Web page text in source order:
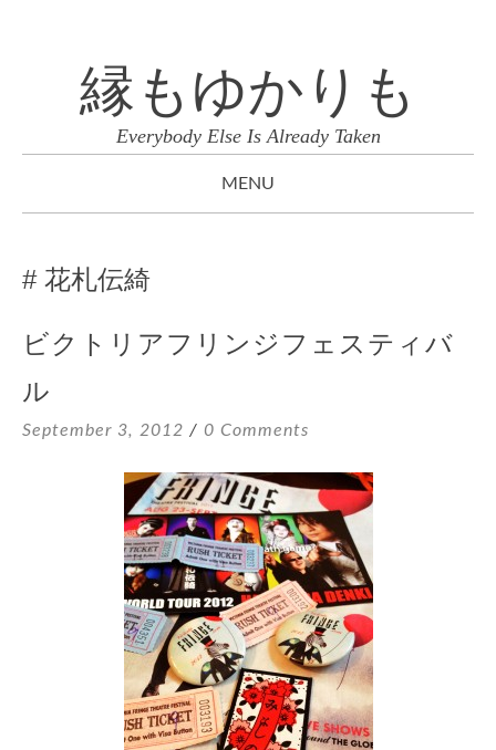
縁もゆかりも
Everybody Else Is Already Taken
MENU
CONTENT
花札伝綺
ビクトリアフリンジフェスティバ
ル
September 3, 2012 0 Comments